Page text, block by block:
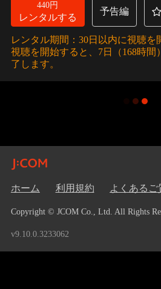
440円
レンタルする
予告編
レンタル期間：30日以内に視聴を
視聴を開始すると、7日（168時間
了します。
ホーム 利用規約 よくあるご
Copyright © JCOM Co., Ltd. All Rights
v9.10.0.3233062